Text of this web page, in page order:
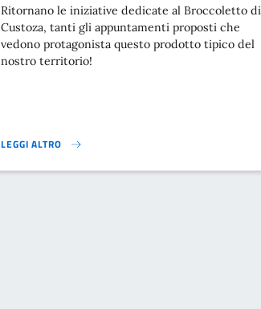
Ritornano le iniziative dedicate al Broccoletto di
Custoza, tanti gli appuntamenti proposti che
vedono protagonista questo prodotto tipico del
nostro territorio!
LEGGI ALTRO
BROCCOLETTO DI CUSTOZA 2024}